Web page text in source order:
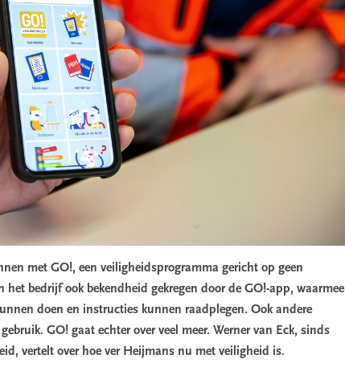
met GO!, een veiligheidsprogramma gericht op geen
bedrijf ook bekendheid gekregen door de GO!-app, waarmee
doen en instructies kunnen raadplegen. Ook andere
GO! gaat echter over veel meer. Werner van Eck, sinds
vertelt over hoe ver Heijmans nu met veiligheid is.